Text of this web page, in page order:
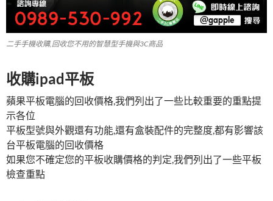
二手手機收購,回收您不用的智慧型手機與3C商品
收購ipad平板
蘋果平板電腦的回收價格,我們列出了一些比較重要的重點提
示各位
平板型號與外觀還有功能,還有盒裝配件的完整度,都有影響該
台平板電腦的回收價格
如果您不確定您的平板收購價格的判定,我們列出了一些平板
檢查重點